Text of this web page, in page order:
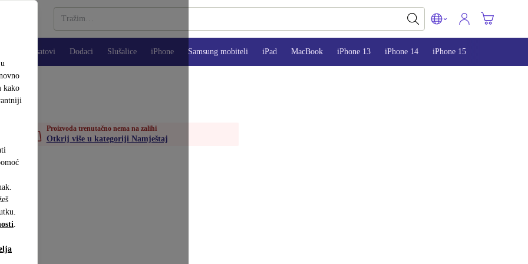
kako
.
Pametni satovi Dodaci Slušalice iPhone Samsung mobiteli iPad MacBook iPhone 13 iPhone 14 iPhone 15
Proizvoda trenutačno nema na zalihi
Otkrij više u kategoriji Namještaj